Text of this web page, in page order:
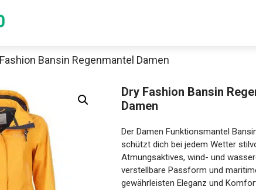
Bansin Regenmantel Damen
Dry Fashion Bansin
Damen
Der Damen Funktionsmantel
schützt dich bei jedem Wetter
Atmungsaktives, wind- und
verstellbare Passform und
gewährleisten Eleganz und
Jetzt